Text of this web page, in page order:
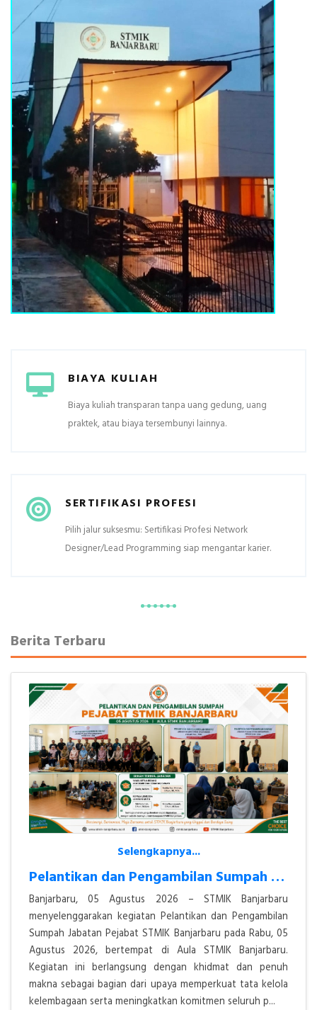
BIAYA KULIAH
Biaya kuliah transparan tanpa uang gedung, uang
praktek, atau biaya tersembunyi lainnya.
SERTIFIKASI PROFESI
Pilih jalur suksesmu: Sertifikasi Profesi Network
Designer/Lead Programming siap mengantar karier.
Berita Terbaru
Selengkapnya...
Pelantikan dan Pengambilan Sumpah Jabatan Pejabat STMIK Banjarbaru Ber
Banjarbaru, 05 Agustus 2026 – STMIK Banjarbaru
menyelenggarakan kegiatan Pelantikan dan Pengambilan
Sumpah Jabatan Pejabat STMIK Banjarbaru pada Rabu, 05
Agustus 2026, bertempat di Aula STMIK Banjarbaru.
Kegiatan ini berlangsung dengan khidmat dan penuh
makna sebagai bagian dari upaya memperkuat tata kelola
kelembagaan serta meningkatkan komitmen seluruh p...